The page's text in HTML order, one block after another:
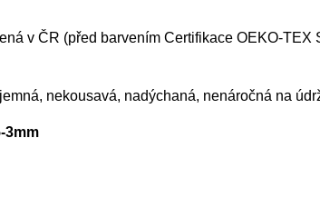
v ČR (před barvením Certifikace OEKO-
nekousavá, nadýchaná, nenáročná na
3mm